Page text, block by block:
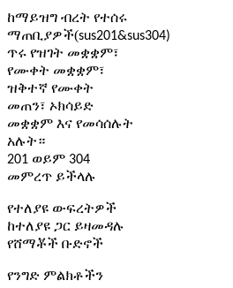
ከማይዝግ ብረት የተሰሩ
ማጠቢያዎች(sus201&sus304)
ጥሩ የዝገት መቋቋም፣
የሙቀት መቋቋም፣
ዝቅተኛ የሙቀት
መጠን፣ ኦክሳይድ
መቋቋም እና የመሳሰሉት
አሉት።
201 ወይም 304
መምረጥ ይችላሉ
የተለያዩ ውፍረትዎች
ከተለያዩ ጋር ይዛመዳሉ
የሸማቾች ቡድኖች
የንግድ ምልክቶችን